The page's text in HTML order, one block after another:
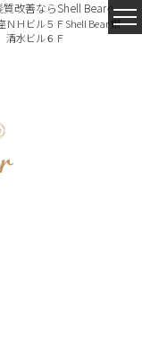
改善ならShell Bearへ
ＮＨビル５ＦShell Bear 銀
水ビル６Ｆ